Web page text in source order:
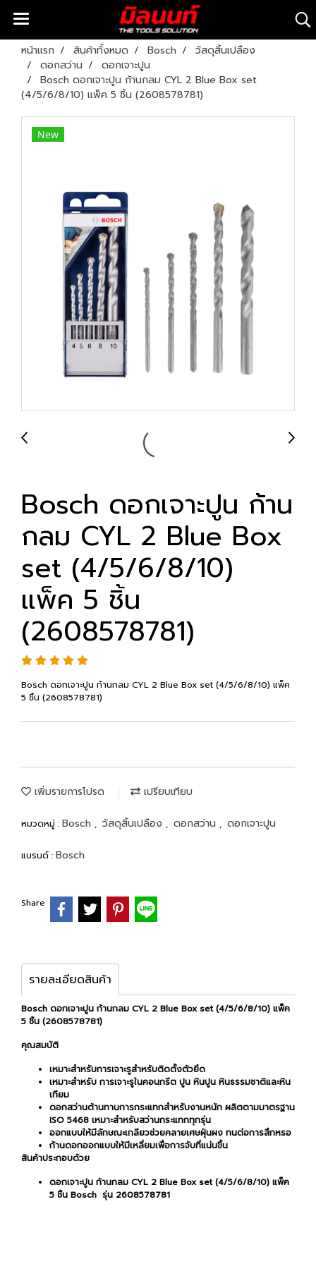
หน้าแรก สินค้าทั้งหมด Bosch
วัสดุสิ้นเปลือง
ดอกสว่าน
ดอกเจาะปูน
Bosch ดอกเจาะปูน ก้านกลม CYL 2 Blue Box set
(4/5/6/8/10) แพ็ค 5 ชิ้น (2608578781)
New
Bosch ดอกเจาะปูน ก้าน
กลม CYL 2 Blue Box
set (4/5/6/8/10)
แพ็ค 5 ชิ้น
(2608578781)
Bosch ดอกเจาะปูน ก้านกลม CYL 2 Blue Box set (4/5/6/8/10) แพ็ค
5 ชิ้น (2608578781)
เพิ่มรายการโปรด เปรียบเทียบ
หมวดหมู่ : Bosch , วัสดุสิ้นเปลือง , ดอกสว่าน , ดอกเจาะปูน
แบรนด์ : Bosch
Share
รายละเอียดสินค้า
Bosch ดอกเจาะปูน ก้านกลม CYL 2 Blue Box set (4/5/6/8/10) แพ็ค
5 ชิ้น (2608578781)
คุณสมบัติ
เหมาะสำหรับการเจาะรูสำหรับติดตั้งตัวยึด
เหมาะสำหรับ การเจาะรูในคอนกรีต ปูน หินปูน หินธรรมชาติและหิน
เทียม
ดอกสว่านต้านทานการกระแทกสำหรับงานหนัก ผลิตตามมาตรฐาน
ISO 5468 เหมาะสำหรับสว่านกระแทกทุกรุ่น
ออกแบบให้มีลักษณะเกลียวช่วยคลายเศษฝุ่นผง ทนต่อการสึกหรอ
ก้านดอกออกแบบให้มีเหลี่ยมเพื่อการจับที่แน่นขึ้น
สินค้าประกอบด้วย
ดอกเจาะปูน ก้านกลม CYL 2 Blue Box set (4/5/6/8/10) แพ็ค
5 ชิ้น Bosch รุ่น 2608578781